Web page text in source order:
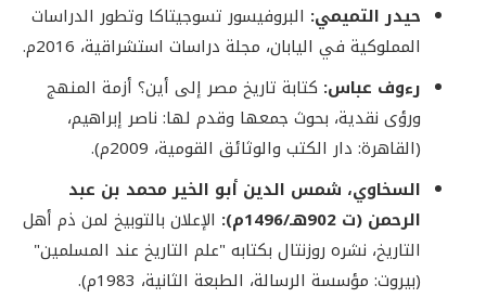
حيدر التميمي: البروفيسور تسوجيتاكا وتطور الدراسات
المملوكية في اليابان، مجلة دراسات استشراقية، 2016م.
رءوف عباس: كتابة تاريخ مصر إلى أين؟ أزمة المنهج
ورؤى نقدية، بحوث جمعها وقدم لها: ناصر إبراهيم،
(القاهرة: دار الكتب والوثائق القومية، 2009م).
السخاوي، شمس الدين أبو الخير محمد بن عبد
الرحمن (ت 902هـ/1496م):
الإعلان بالتوبيخ لمن ذم أهل
التاريخ، نشره روزنتال بكتابه "علم التاريخ عند المسلمين"
(بيروت: مؤسسة الرسالة، الطبعة الثانية، 1983م).